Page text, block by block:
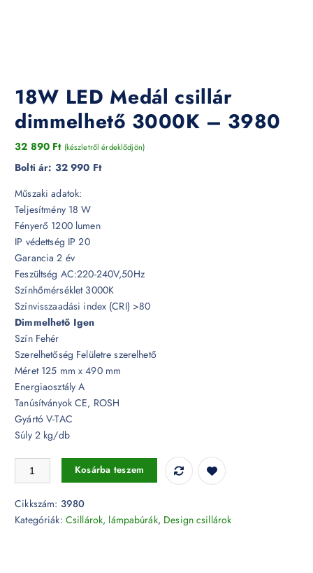
18W LED Medál csillár
dimmelhető 3000K – 3980
32 890 Ft (készletről érdeklődjön)
Bolti ár: 32 990 Ft
Műszaki adatok:
Teljesítmény 18 W
Fényerő 1200 lumen
IP védettség IP 20
Garancia 2 év
Feszültség AC:220-240V,50Hz
Színhőmérséklet 3000K
Színvisszaadási index (CRI) >80
Dimmelhető Igen
Szín Fehér
Szerelhetőség Felületre szerelhető
Méret 125 mm x 490 mm
Energiaosztály A
Tanúsítványok CE, ROSH
Gyártó V-TAC
Súly 2 kg/db
18W LED Medál csillár dimmelhető 3000K - 3980 mennyiség
Kosárba teszem
Cikkszám: 3980
Kategóriák: Csillárok, lámpabúrák, Design csillárok